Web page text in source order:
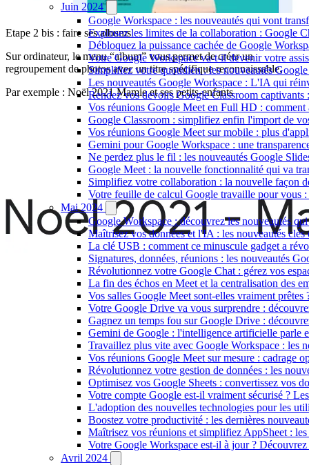
Juin 2024
Google Workspace : les nouveautés qui vont
Explosez les limites de la collaboration : Google
Débloquez la puissance cachée de Google
Votre Google Workspace va-t-il devenir votre
Simplifiez votre quotidien : les nouveautés
Les nouveautés Google Workspace : L'IA qui
Rendez vos devoirs Google Classroom
Vos réunions Google Meet en Full HD : comment
Google Classroom : simplifiez enfin l'import de
Vos réunions Google Meet sur mobile : plus
Gemini pour Google Workspace : une
Ne perdez plus le fil : les nouveautés Google
Google Meet : la nouvelle fonctionnalité qui va
Simplifiez votre collaboration : la nouvelle façon
Votre feuille de calcul Google travaille pour vous
Mai 2024
Google Workspace : découvrez les nouveautés
Maîtrisez vos données et l'IA : les nouveautés
La clé USB : comment ce minuscule gadget a
Signatures, données, réunions : les nouveautés
Révolutionnez votre Google Chat : gérez vos
La fin des échos en Meet et la centralisation des
Vos salles Google Meet sont-elles vraiment
Votre Google Drive va vous surprendre :
Gagnez un temps fou sur Google Drive :
Gemini de Google : l'intelligence artificielle parle
Travaillez plus vite avec Google Workspace : les
Vos réunions Google Meet sur mesure : cadrage
Révolutionnez votre gestion de données : les
Optimisez vos Google Sheets : convertissez vos
Votre compte Google est-il vraiment sécurisé ?
L'adoption des nouvelles technologies pour les
Boostez votre productivité : les dernières
Maîtrisez vos réunions et simplifiez AppSheet :
Votre Google Workspace est-il à jour ?
Avril 2024
Etape 2 bis : faire ses albums
Sur ordinateur, le menu “album” vous permet de créer un
regroupement de photos avec un titre spécifique reconnaissable.
Par exemple : Noël 2021 Mamie et ses petits-enfants